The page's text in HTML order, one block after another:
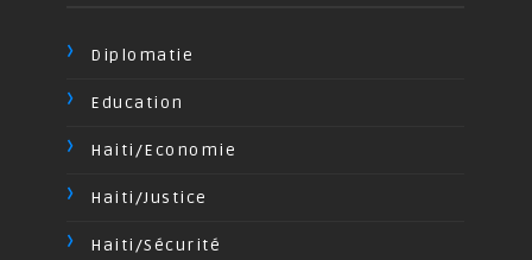
Diplomatie
Education
Haiti/Economie
Haiti/Justice
Haiti/Sécurité